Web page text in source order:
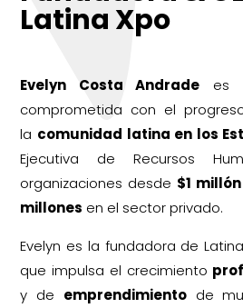
Latina Xpo
Evelyn Costa Andrade es
comprometida con el
la comunidad latina en los
Ejecutiva de Recursos
organizaciones desde $1 millón
millones en el sector privado.
Evelyn es la fundadora de
que impulsa el crecimiento
y de emprendimientode